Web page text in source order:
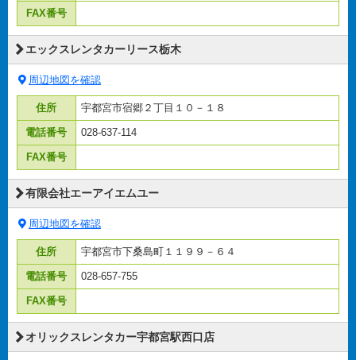
FAX番号
エックスレンタカーリース栃木
周辺地図を確認
住所 宇都宮市宿郷２丁目１０－１８
電話番号 028-637-114
FAX番号
有限会社エーアイエムユー
周辺地図を確認
住所 宇都宮市下桑島町１１９９－６４
電話番号 028-657-755
FAX番号
オリックスレンタカー宇都宮駅西口店